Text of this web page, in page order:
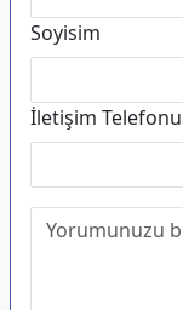
Soyisim
İletişim Telefonu